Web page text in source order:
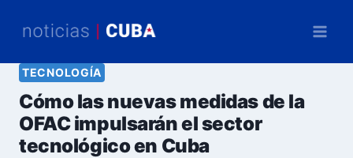
TECNOLOGÍA
Cómo las nuevas medidas de la
OFAC impulsarán el sector
tecnológico en Cuba